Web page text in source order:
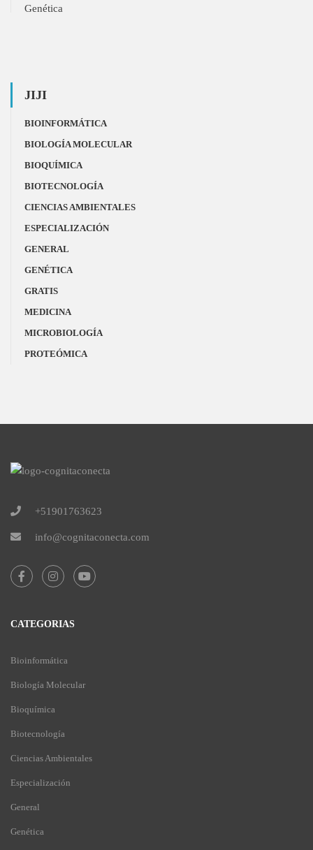
JIJI
BIOINFORMÁTICA
BIOLOGÍA MOLECULAR
BIOQUÍMICA
BIOTECNOLOGÍA
CIENCIAS AMBIENTALES
ESPECIALIZACIÓN
GENERAL
GENÉTICA
GRATIS
MEDICINA
MICROBIOLOGÍA
PROTEÓMICA
+51901763623
info@cognitaconecta.com
CATEGORIAS
Bioinformática
Biología Molecular
Bioquímica
Biotecnología
Ciencias Ambientales
Especialización
General
Genética